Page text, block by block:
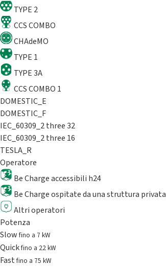
TYPE 2
CCS COMBO
CHAdeMO
TYPE 1
TYPE 3A
CCS COMBO 1
DOMESTIC_E
DOMESTIC_F
IEC_60309_2 three 32
IEC_60309_2 three 16
TESLA_R
Operatore
Be Charge accessibili h24
Be Charge ospitate da una struttura privata
Altri operatori
Potenza
Slowfino a 7 kW
Quickfino a 22 kW
Fastfino a 75 kW